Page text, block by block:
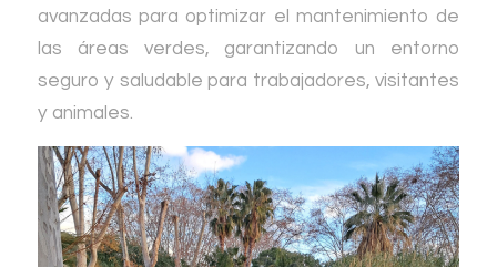
avanzadas para optimizar el mantenimiento de
las áreas verdes, garantizando un entorno
seguro y saludable para trabajadores, visitantes
y animales.